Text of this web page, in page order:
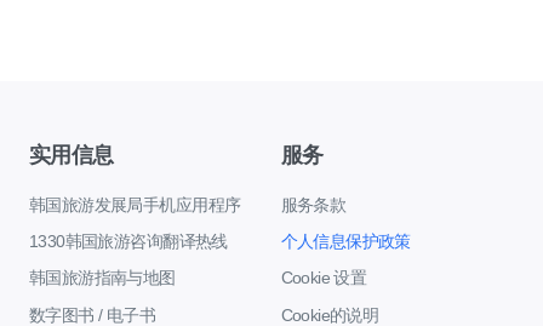
实用信息
韩国旅游发展局手机应用程序
1330韩国旅游咨询翻译热线
韩国旅游指南与地图
数字图书 / 电子书
服务
服务条款
个人信息保护政策
Cookie 设置
Cookie的说明